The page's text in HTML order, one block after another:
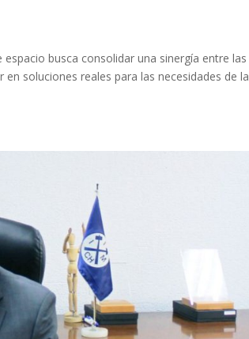
busca consolidar una sinergía entre las
soluciones reales para las necesidades de la